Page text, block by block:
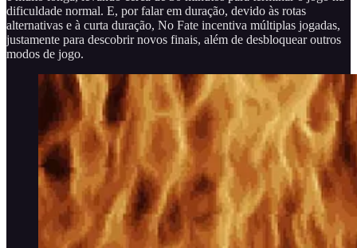
dificuldade normal. E, por falar em duração, devido às rotas
alternativas e à curta duração, No Fate incentiva múltiplas jogadas,
justamente para descobrir novos finais, além de desbloquear outros
modos de jogo.